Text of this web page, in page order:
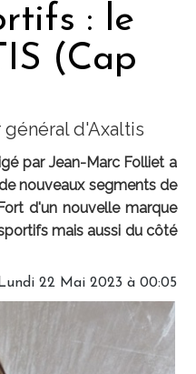
: le
(Cap
d'Axaltis
par Jean-Marc Folliet a
nouveaux segments de
d'un nouvelle marque
mais aussi du côté
22 Mai 2023 à 00:05